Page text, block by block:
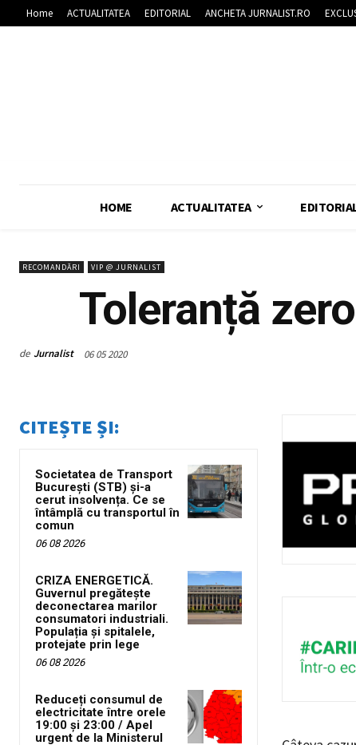
Home ACTUALITATEA EDITORIAL ANCHETA JURNALIST.RO
HOME ACTUALITATEA
RECOMANDĂRI VIP @ JURNALIST
Toleranță
de Jurnalist 06 05 2020
CITEȘTE ȘI:
Societatea de Transport
București (STB) și-a
cerut insolvența. Ce se
întâmplă cu transportul în
comun
06 08 2026
CRIZA ENERGETICĂ.
Guvernul pregătește
deconectarea marilor
consumatori industriali.
Populația și spitalele,
protejate prin lege
06 08 2026
Reduceți consumul de
electricitate între orele
19:00 și 23:00 / Apel
urgent de la Ministerul